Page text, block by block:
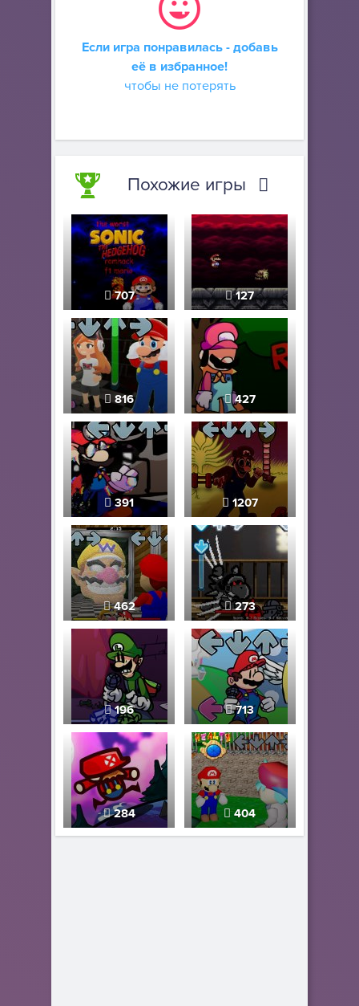
Если игра понравилась - добавь
её в избранное!
чтобы не потерять
Похожие игры
707 127
816 427
391 1207
462 273
196 713
284 404